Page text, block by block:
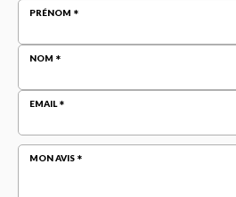
PRÉNOM
NOM
EMAIL
MON AVIS